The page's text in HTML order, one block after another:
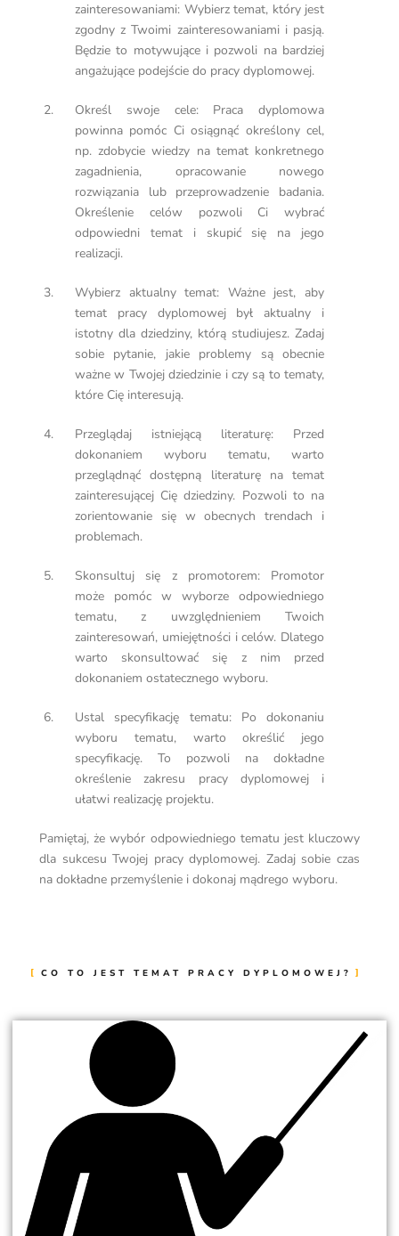
zainteresowaniami: Wybierz temat, który jest
zgodny z Twoimi zainteresowaniami i pasją.
Będzie to motywujące i pozwoli na bardziej
angażujące podejście do pracy dyplomowej.
Określ swoje cele: Praca dyplomowa
powinna pomóc Ci osiągnąć określony cel,
np. zdobycie wiedzy na temat konkretnego
zagadnienia, opracowanie nowego
rozwiązania lub przeprowadzenie badania.
Określenie celów pozwoli Ci wybrać
odpowiedni temat i skupić się na jego
realizacji.
Wybierz aktualny temat: Ważne jest, aby
temat pracy dyplomowej był aktualny i
istotny dla dziedziny, którą studiujesz. Zadaj
sobie pytanie, jakie problemy są obecnie
ważne w Twojej dziedzinie i czy są to tematy,
które Cię interesują.
Przeglądaj istniejącą literaturę: Przed
dokonaniem wyboru tematu, warto
przeglądnąć dostępną literaturę na temat
zainteresującej Cię dziedziny. Pozwoli to na
zorientowanie się w obecnych trendach i
problemach.
Skonsultuj się z promotorem: Promotor
może pomóc w wyborze odpowiedniego
tematu, z uwzględnieniem Twoich
zainteresowań, umiejętności i celów. Dlatego
warto skonsultować się z nim przed
dokonaniem ostatecznego wyboru.
Ustal specyfikację tematu: Po dokonaniu
wyboru tematu, warto określić jego
specyfikację. To pozwoli na dokładne
określenie zakresu pracy dyplomowej i
ułatwi realizację projektu.
Pamiętaj, że wybór odpowiedniego tematu jest kluczowy
dla sukcesu Twojej pracy dyplomowej. Zadaj sobie czas
na dokładne przemyślenie i dokonaj mądrego wyboru.
CO TO JEST TEMAT PRACY DYPLOMOWEJ?